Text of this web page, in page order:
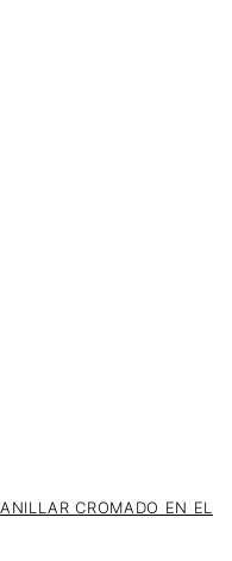
CROMADO EN EL